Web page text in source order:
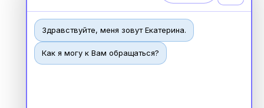
Здравствуйте, меня зовут Екатерина.
Как я могу к Вам обращаться?